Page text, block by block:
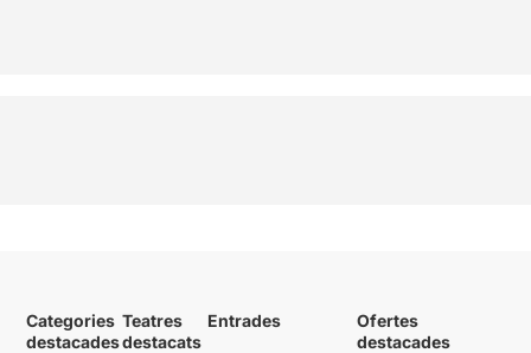
Categories
destacades
Teatres
destacats
Entrades
Ofertes
destacades